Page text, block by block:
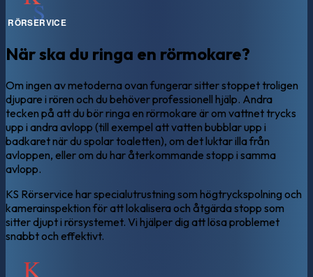
När ska du ringa en rörmokare?
Om ingen av metoderna ovan fungerar sitter stoppet troligen
djupare i rören och du behöver professionell hjälp. Andra
tecken på att du bör ringa en rörmokare är om vattnet trycks
upp i andra avlopp (till exempel att vatten bubblar upp i
badkaret när du spolar toaletten), om det luktar illa från
avloppen, eller om du har återkommande stopp i samma
avlopp.
KS Rörservice har specialutrustning som högtryckspolning och
kamerainspektion för att lokalisera och åtgärda stopp som
sitter djupt i rörsystemet. Vi hjälper dig att lösa problemet
snabbt och effektivt.